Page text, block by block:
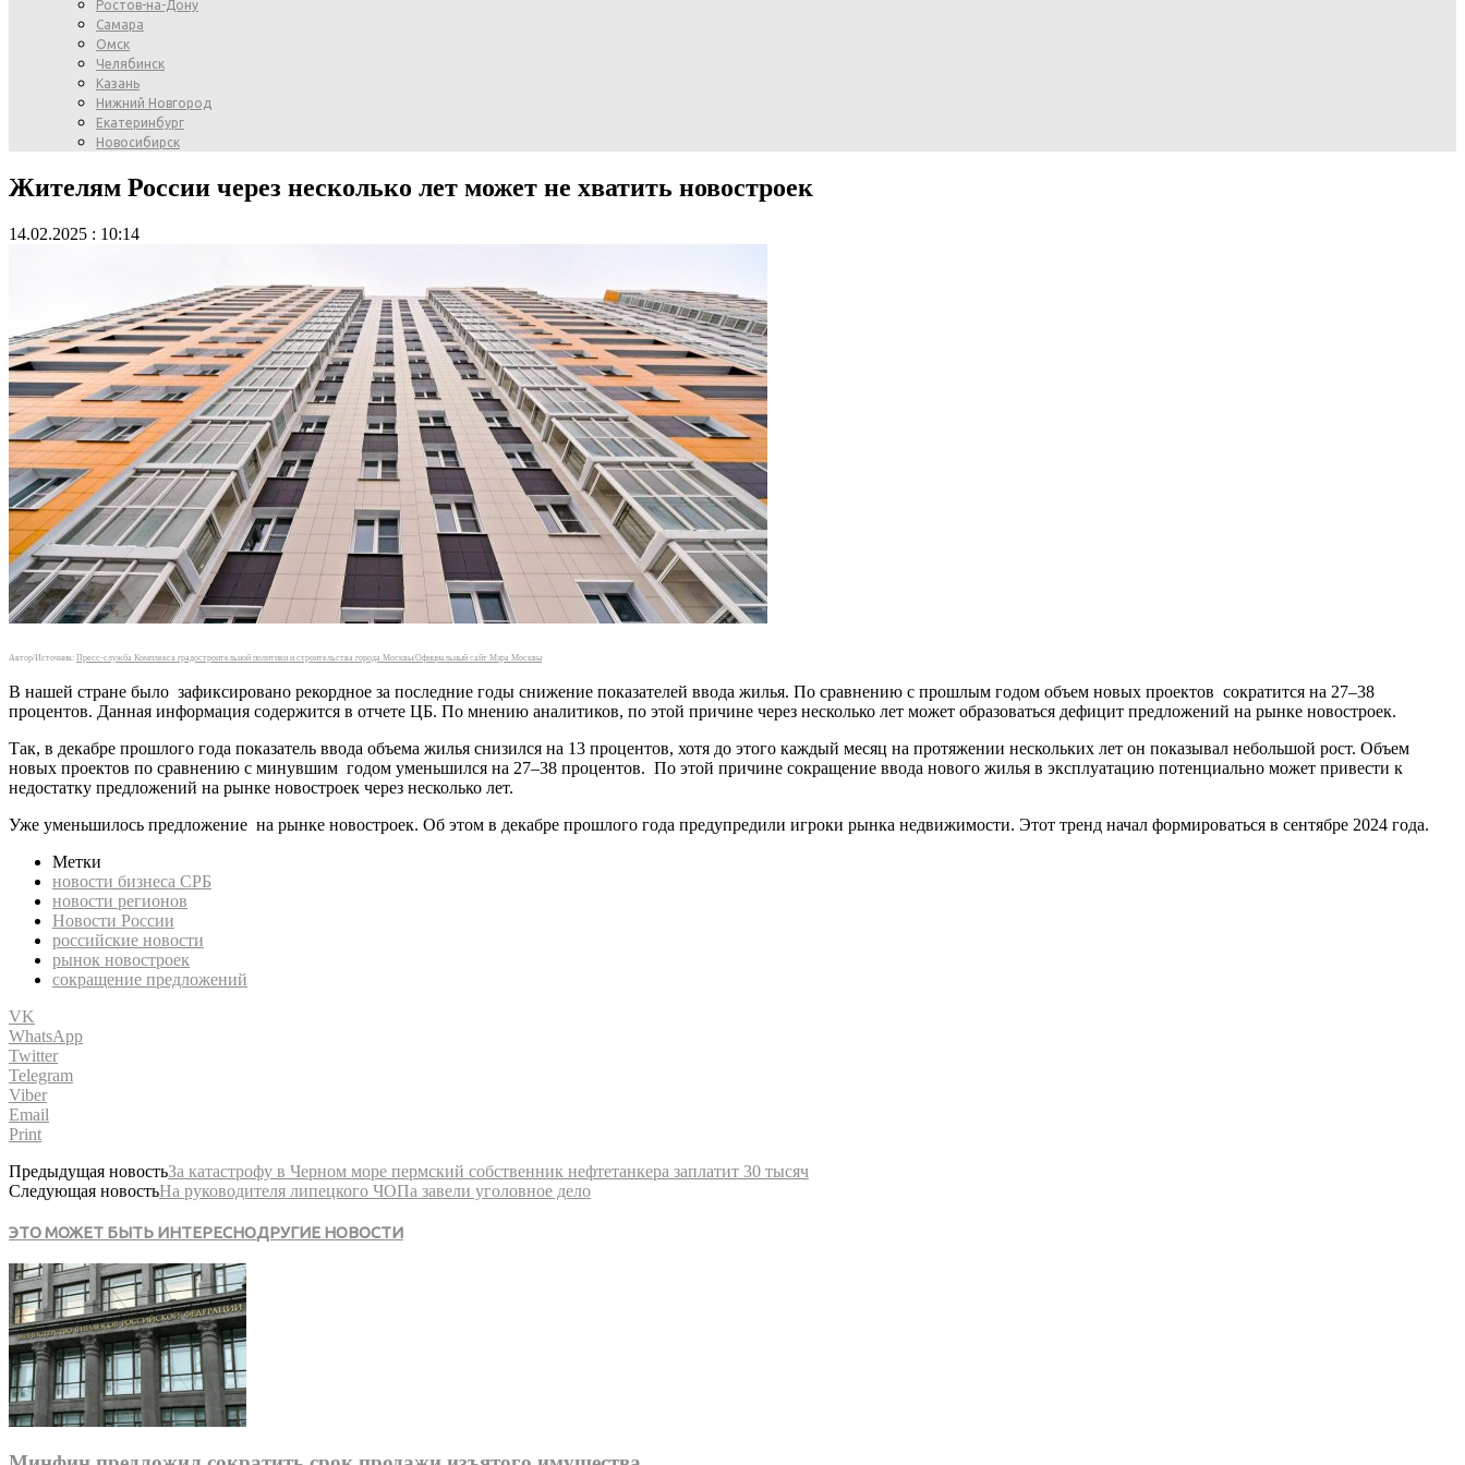
Ростов-на-Дону
Самара
Омск
Челябинск
Казань
Нижний Новгород
Екатеринбург
Новосибирск
Жителям России через несколько лет может не хватить новостроек
14.02.2025 : 10:14
Автор/Источник: Пресс-служба Комплекса градостроительной политики и строительства города Москвы/Официальный сайт Мэра Москвы
В нашей стране было зафиксировано рекордное за последние годы снижение показателей ввода жилья. По сравнению с прошлым годом объем новых проектов сократится на 27–38
процентов. Данная информация содержится в отчете ЦБ. По мнению аналитиков, по этой причине через несколько лет может образоваться дефицит предложений на рынке новостроек.
Так, в декабре прошлого года показатель ввода объема жилья снизился на 13 процентов, хотя до этого каждый месяц на протяжении нескольких лет он показывал небольшой рост. Объем
новых проектов по сравнению с минувшим годом уменьшился на 27–38 процентов. По этой причине сокращение ввода нового жилья в эксплуатацию потенциально может привести к
недостатку предложений на рынке новостроек через несколько лет.
Уже уменьшилось предложение на рынке новостроек. Об этом в декабре прошлого года предупредили игроки рынка недвижимости. Этот тренд начал формироваться в сентябре 2024 года.
Метки
новости бизнеса СРБ
новости регионов
Новости России
российские новости
рынок новостроек
сокращение предложений
VK
WhatsApp
Twitter
Telegram
Viber
Email
Print
Предыдущая новостьЗа катастрофу в Черном море пермский собственник нефтетанкера заплатит 30 тысяч
Следующая новостьНа руководителя липецкого ЧОПа завели уголовное дело
ЭТО МОЖЕТ БЫТЬ ИНТЕРЕСНОДРУГИЕ НОВОСТИ